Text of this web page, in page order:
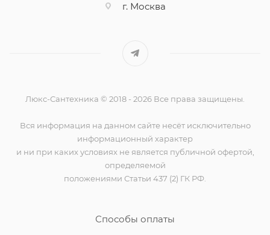
г. Москва
Люкс-Сантехника © 2018 - 2026 Все права защищены.
Вся информация на данном сайте несёт исключительно
информационный характер
и ни при каких условиях не является публичной офертой,
определяемой
положениями Статьи 437 (2) ГК РФ.
Способы оплаты